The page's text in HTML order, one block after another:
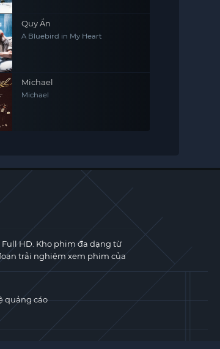
Quy Ẩn
A Bluebird in My Heart
Michael
Michael
HD. Kho phim đa dạng từ
trải nghiệm xem phim của
quảng cáo